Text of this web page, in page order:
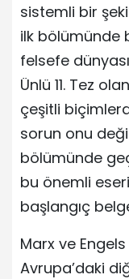
sistemli bir
ilk bölümünde
felsefe
Ünlü 11. Tez
çeşitli
sorun onu
bölümünde
bu önemli
başlangıç
Marx ve Engels
Avrupa’daki